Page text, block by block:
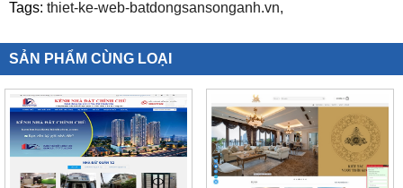
Tags: thiet-ke-web-batdongsansonganh.vn,
SẢN PHẨM CÙNG LOẠI